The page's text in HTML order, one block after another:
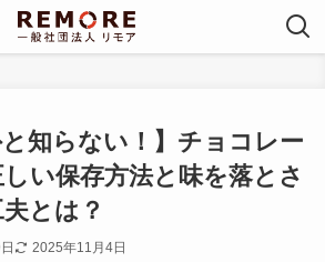
と知らない！】チョコレー
しい保存方法と味を落とさ
とは？
2025年11月4日